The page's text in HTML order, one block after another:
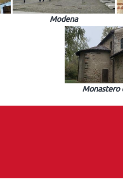
Modena
Monastero